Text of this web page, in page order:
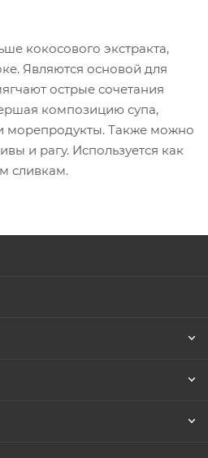
кокосового экстракта,
Являются основой для
острые сочетания
композицию супа,
морепродукты. Также можно
и рагу. Используется как
сливкам.